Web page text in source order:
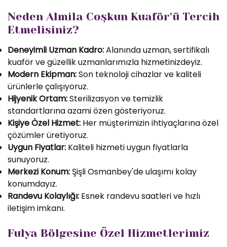
Neden Almila Coşkun Kuaför'ü Tercih
Etmelisiniz?
Deneyimli Uzman Kadro:Alanında uzman, sertifikalı
kuaför ve güzellik uzmanlarımızla hizmetinizdeyiz.
Modern Ekipman:Son teknoloji cihazlar ve kaliteli
ürünlerle çalışıyoruz.
Hijyenik Ortam:Sterilizasyon ve temizlik
standartlarına azami özen gösteriyoruz.
Kişiye Özel Hizmet: Her müşterimizin ihtiyaçlarına özel
çözümler üretiyoruz.
Uygun Fiyatlar: Kaliteli hizmeti uygun fiyatlarla
sunuyoruz.
Merkezi Konum: Şişli Osmanbey'de ulaşımı kolay
konumdayız.
Randevu Kolaylığı: Esnek randevu saatleri ve hızlı
iletişim imkanı.
Fulya Bölgesine Özel Hizmetlerimiz